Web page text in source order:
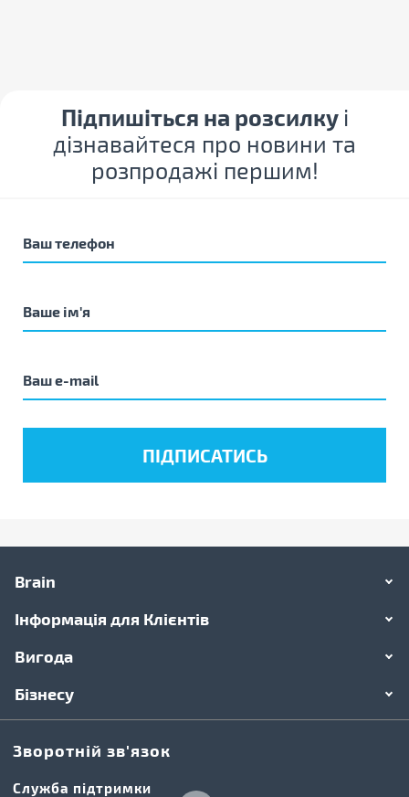
Підпишіться на розсилку і
дізнавайтеся про новини та
розпродажі першим!
Brain
Інформація для Клієнтів
Вигода
Бізнесу
Зворотній зв'язок
Cлужба підтримки